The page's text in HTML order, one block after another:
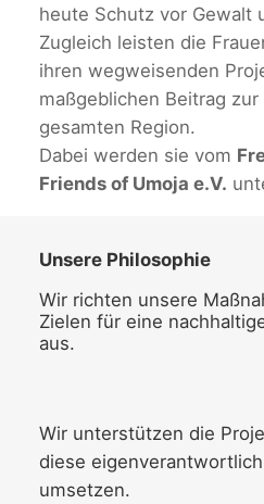
heute Schutz vor Gewalt
Zugleich leisten die
ihren wegweisenden
maßgeblichen Beitrag
gesamten Region.
Dabei werden sie vom
Friends of Umoja e.V.
Unsere Philosophie
Wir richten unsere
Zielen für eine
aus.
Wir unterstützen die
diese
umsetzen.